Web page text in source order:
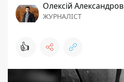
Олексій Александров
ЖУРНАЛІСТ
👍